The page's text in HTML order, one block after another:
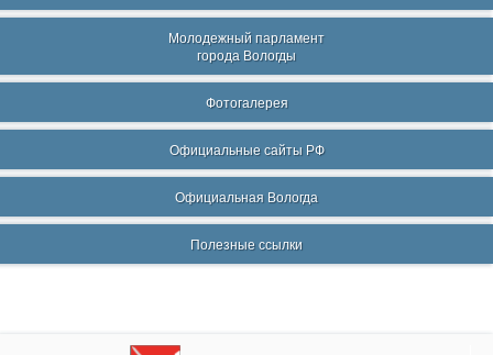
Молодежный парламент
города Вологды
Фотогалерея
Официальные сайты РФ
Официальная Вологда
Полезные ссылки